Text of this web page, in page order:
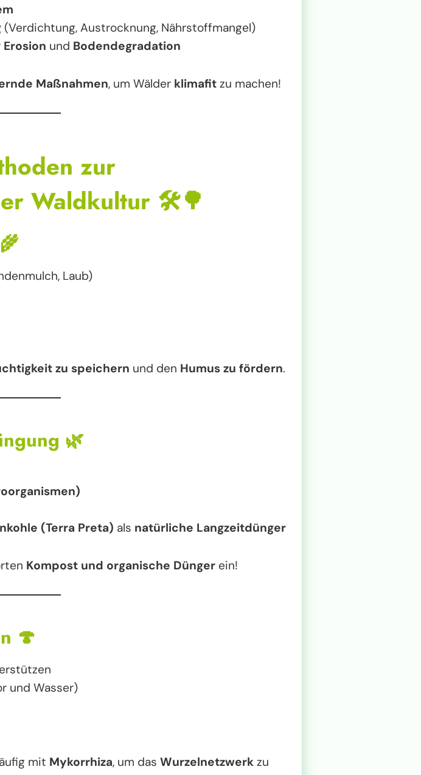
(Verdichtung, Austrocknung, Nährstoffmangel)
Erosion und Bodendegradation
Maßnahmen, um Wälder klimafit zu machen!
zur
Waldkultur 🛠️🌳
🌾
Laub)
zu speichern und den Humus zu fördern.
🌿
(Terra Preta) als natürliche Langzeitdünger
Kompost und organische Dünger ein!
🍄
und Wasser)
mit Mykorrhiza, um das Wurzelnetzwerk zu